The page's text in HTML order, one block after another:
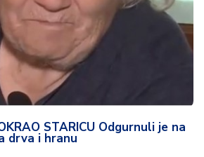
STARICU Odgurnuli je na
drva i hranu